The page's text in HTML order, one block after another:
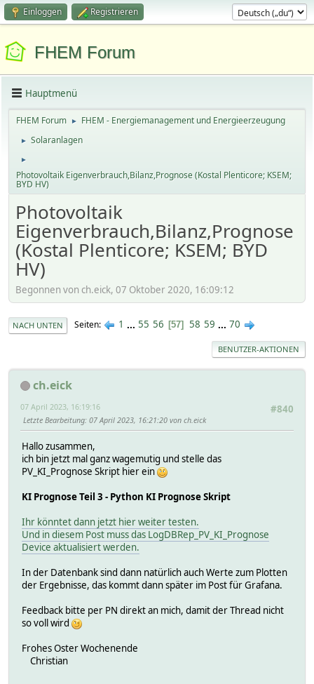
Einloggen Registrieren
FHEM Forum
Hauptmenü
FHEM Forum ► FHEM - Energiemanagement und Energieerzeugung
► Solaranlagen
►
Photovoltaik Eigenverbrauch,Bilanz,Prognose (Kostal Plenticore; KSEM;
BYD HV)
Photovoltaik
Eigenverbrauch,Bilanz,Prognose
(Kostal Plenticore; KSEM; BYD
HV)
Begonnen von ch.eick, 07 Oktober 2020, 16:09:12
NACH UNTEN Seiten 1 ... 55 56 57 58 59 ... 70
BENUTZER-AKTIONEN
ch.eick
#840
07 April 2023, 16:19:16
Letzte Bearbeitung: 07 April 2023, 16:21:20 von ch.eick
Hallo zusammen,
ich bin jetzt mal ganz wagemutig und stelle das
PV_KI_Prognose Skript hier ein
KI Prognose Teil 3 - Python KI Prognose Skript
Ihr könntet dann jetzt hier weiter testen.
Und in diesem Post muss das LogDBRep_PV_KI_Prognose
Device aktualisiert werden.
In der Datenbank sind dann natürlich auch Werte zum Plotten
der Ergebnisse, das kommt dann später im Post für Grafana.
Feedback bitte per PN direkt an mich, damit der Thread nicht
so voll wird
Frohes Oster Wochenende
Christian